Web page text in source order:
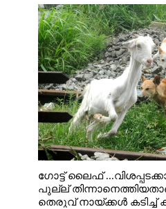
ഗോട്ട് ലൈഫ്
പുല്ല്
തെരുവ് നായ്ക്കൾ കടിച്ച്